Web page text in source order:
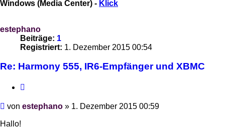
Windows (Media Center) - Klick
estephano
Beiträge: 1
Registriert: 1. Dezember 2015 00:54
Re: Harmony 555, IR6-Empfänger und XBMC
Beitrag
von estephano » 1. Dezember 2015 00:59
Hallo!